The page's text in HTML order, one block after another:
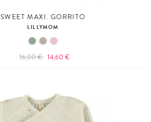
SWEET MAXI. GORRITO
LILLYMOM
16,00 € 14,60 €